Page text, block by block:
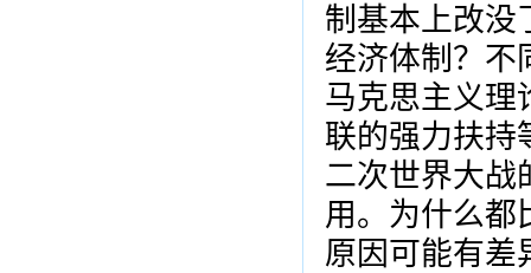
制基本上改没
经济体制？不
马克思主义理
联的强力扶持
二次世界大战
用。为什么都
原因可能有差